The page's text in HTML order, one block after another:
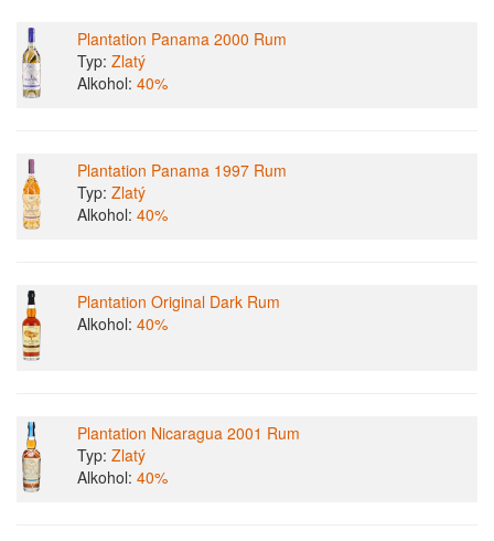
Plantation Panama 2000 Rum
Typ: Zlatý
Alkohol: 40%
Plantation Panama 1997 Rum
Typ: Zlatý
Alkohol: 40%
Plantation Original Dark Rum
Alkohol: 40%
Plantation Nicaragua 2001 Rum
Typ: Zlatý
Alkohol: 40%